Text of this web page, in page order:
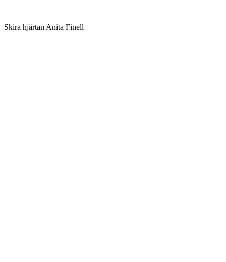
Skira hjärtan Anita Finell